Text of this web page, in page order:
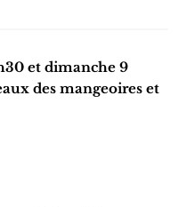
et dimanche 9
des mangeoires et